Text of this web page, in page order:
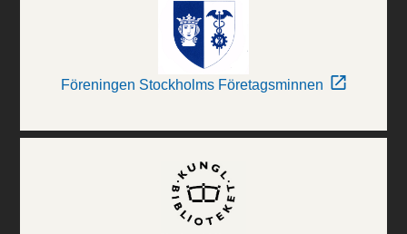
Föreningen Stockholms Företagsminnen